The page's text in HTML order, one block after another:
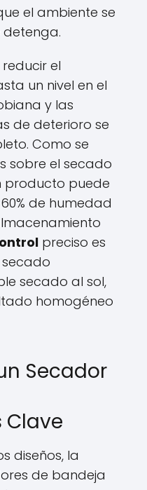
el ambiente se
detenga.
el
un nivel en el
y las
de deterioro se
Como se
sobre el secado
producto puede
de humedad
preciso es
secado al sol,
homogéneo
Secador
diseños, la
de bandeja